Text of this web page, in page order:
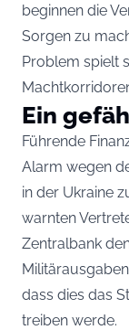
beginnen die
Sorgen zu
Problem spielt
Ein
Führende
Alarm wegen
in der Ukraine
warnten
Zentralbank
dass dies das
treiben werde.